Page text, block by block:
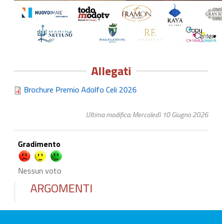
Allegati
Brochure Premio Adolfo Celi 2026
Ultima modifica: Mercoledì 10 Giugno 2026
Gradimento
Nessun voto
ARGOMENTI